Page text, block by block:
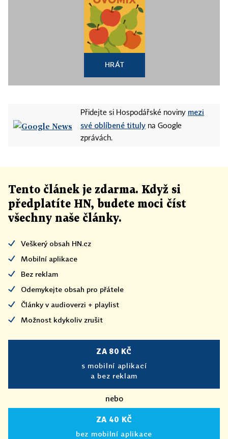
HRÁT
Přidejte si Hospodářské noviny mezi
své oblíbené tituly na Google
zprávách.
Tento článek je zdarma. Když si
předplatíte HN, budete moci číst
všechny naše články.
Veškerý obsah HN.cz
Mobilní aplikace
Bez reklam
Odemykejte obsah pro přátele
Články v audioverzi + playlist
Možnost kdykoliv zrušit
ZA 80 KČ
s mobilní aplikací
a bez reklam
nebo
ZA 40 KČ
bez mobilní aplikace